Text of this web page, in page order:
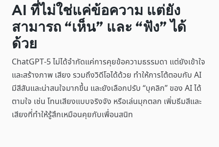
AI ที่ไม่ใช่แค่ข้อความ แต่ยัง
สามารถ “เห็น” และ “ฟัง” ได้
ด้วย
ChatGPT-5 ไม่ได้จำกัดแค่การคุยข้อความธรรมดา แต่ยังเข้าใจ
และสร้างภาพ เสียง รวมถึงวิดีโอได้ด้วย ทำให้การโต้ตอบกับ AI
มีสีสันและน่าสนใจมากขึ้น และยังเลือกปรับ “บุคลิก” ของ AI ได้
ตามใจ เช่น โทนเสียงแบบจริงจัง หรือเล่นมุกตลก เพิ่มธีมสีและ
เสียงที่ทำให้รู้สึกเหมือนคุยกับเพื่อนสนิท